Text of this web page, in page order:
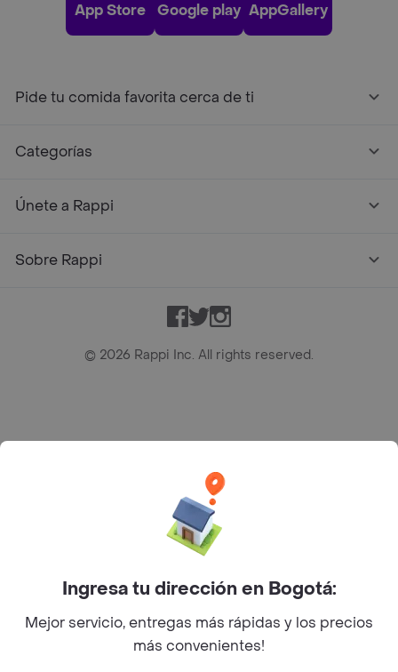
App Store Google play AppGallery
Pide tu comida favorita cerca de ti
Categorías
Únete a Rappi
Sobre Rappi
Facebook
TwitterInstagram
© 2026 Rappi Inc. All rights reserved.
Bogotá D.C. --- notificacionesrappi@rappi.com
Ingresa tu dirección en Bogotá:
Mejor servicio, entregas más rápidas y los precios
más convenientes!